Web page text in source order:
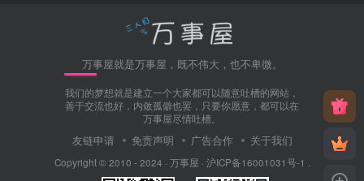
万事屋就是万事屋，既不伟大，也不卑微。
我们的梦想就是建立一个大家都可以随意吐槽的网站，
善于交流也好，内敛孤僻也罢，只要你愿意，都可以在
万事屋尽情吐槽。
友链申请 免责声明 广告合作 关于我们
Copyright © 2010 - 2024 · 万事屋 · 沪ICP备16001031号-1